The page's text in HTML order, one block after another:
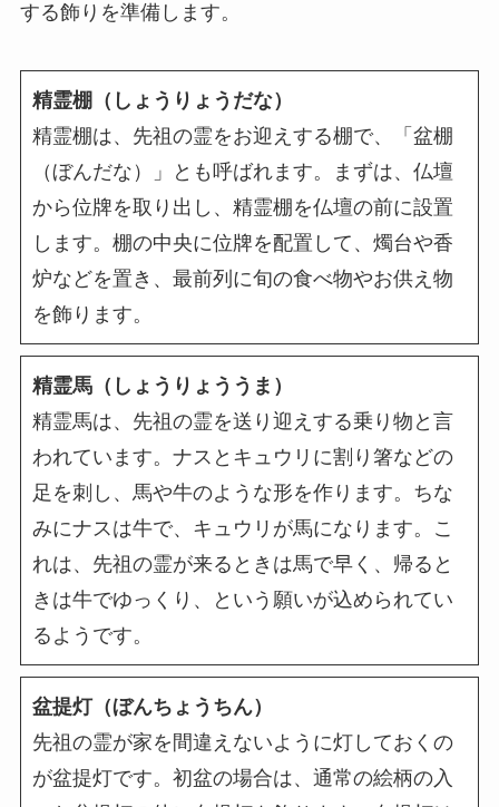
する飾りを準備します。
精霊棚（しょうりょうだな）
精霊棚は、先祖の霊をお迎えする棚で、「盆棚
（ぼんだな）」とも呼ばれます。まずは、仏壇
から位牌を取り出し、精霊棚を仏壇の前に設置
します。棚の中央に位牌を配置して、燭台や香
炉などを置き、最前列に旬の食べ物やお供え物
を飾ります。
精霊馬（しょうりょううま）
精霊馬は、先祖の霊を送り迎えする乗り物と言
われています。ナスとキュウリに割り箸などの
足を刺し、馬や牛のような形を作ります。ちな
みにナスは牛で、キュウリが馬になります。こ
れは、先祖の霊が来るときは馬で早く、帰ると
きは牛でゆっくり、という願いが込められてい
るようです。
盆提灯（ぼんちょうちん）
先祖の霊が家を間違えないように灯しておくの
が盆提灯です。初盆の場合は、通常の絵柄の入